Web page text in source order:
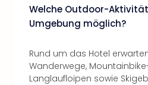
Welche Outdoor-
Umgebung möglich?
Rund um das Hotel
Wanderwege,
Langlaufloipen sowie